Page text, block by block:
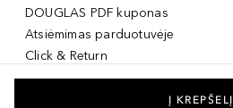
DOUGLAS PDF kuponas
Atsiėmimas parduotuvėje
Click & Return
DOUGLAS Grožio Kortelė
Į KREPŠELĮ